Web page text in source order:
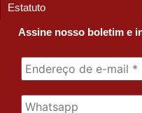
Estatuto
Assine nosso boletim e